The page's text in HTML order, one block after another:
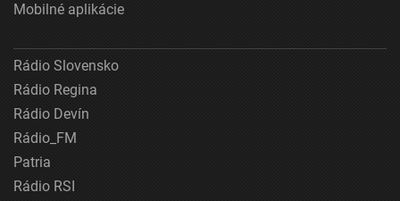
Mobilné aplikácie
Rádio Slovensko
Rádio Regina
Rádio Devín
Rádio_FM
Patria
Rádio RSI